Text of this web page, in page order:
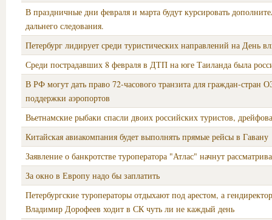
В праздничные дни февраля и марта будут курсировать
дальнего следования.
Петербург лидирует среди туристических направлений на День
Среди пострадавших 8 февраля в ДТП на юге Таиланда была
В РФ могут дать право 72-часового транзита для граждан-стран
поддержки аэропортов
Вьетнамские рыбаки спасли двоих российских туристов,
Китайская авиакомпания будет выполнять прямые рейсы в Гавану
Заявление о банкротстве туроператора "Атлас" начнут
За окно в Европу надо бы заплатить
Петербургские туроператоры отдыхают под арестом, а
Владимир Дорофеев ходит в СК чуть ли не каждый день